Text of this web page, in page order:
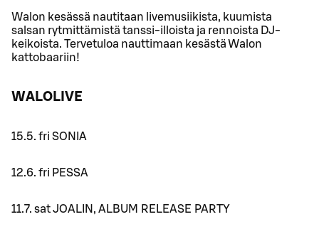
Walon kesässä nautitaan livemusiikista, kuumista
salsan rytmittämistä tanssi-illoista ja rennoista DJ-
keikoista. Tervetuloa nauttimaan kesästä Walon
kattobaariin!
WALOLIVE
15.5. fri SONIA
12.6. fri PESSA
11.7. sat JOALIN, ALBUM RELEASE PARTY